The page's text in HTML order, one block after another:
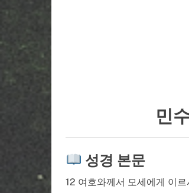
민
성경 본문
12 여호와께서 모세에게 이